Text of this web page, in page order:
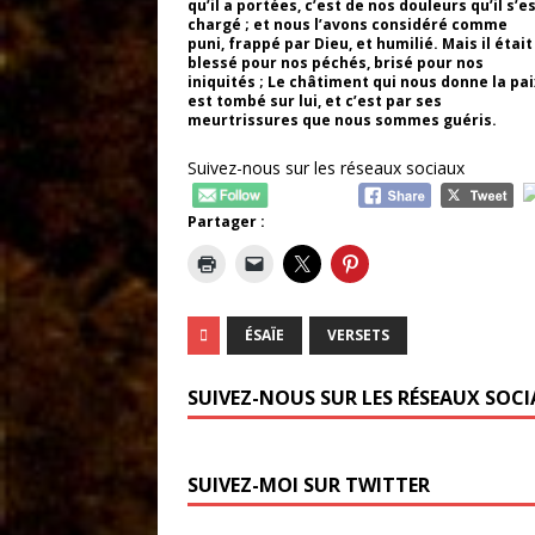
qu’il a portées, c’est de nos douleurs qu’il
chargé ; et nous l’avons considéré comme
puni, frappé par Dieu, et humilié. Mais il était
blessé pour nos péchés, brisé pour nos
iniquités ; Le châtiment qui nous donne la
est tombé sur lui, et c’est par ses
meurtrissures que nous sommes guéris.
Suivez-nous sur les réseaux sociaux
Partager :
ÉSAÏE VERSETS
SUIVEZ-NOUS SUR LES RÉSEAUX
SUIVEZ-MOI SUR TWITTER